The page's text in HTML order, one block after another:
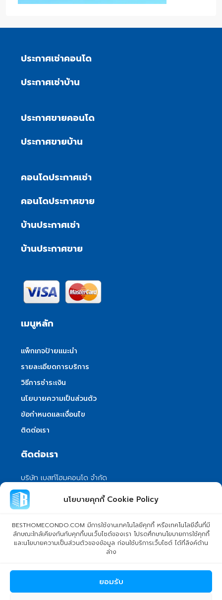
นโยบายคุกกี้ Cookie Policy
BESTHOMECONDO.COM มีการใช้งานเทคโนโลยีคุกกี้ หรือเทคโนโลยีอื่นที่มี
ลักษณะใกล้เคียงกันกับคุกกี้บนเว็บไซต์ของเรา โปรดศึกษานโยบายการใช้คุกกี้
และนโยบายความเป็นส่วนตัวของข้อมูล ก่อนใช้บริการเว็บไซต์ ได้ที่ลิงค์ด้าน
ล่าง
ยอมรับ
ประกาศเช่าคอนโด
ประกาศเช่าบ้าน
ประกาศขายคอนโด
ประกาศขายบ้าน
คอนโดประกาศเช่า
คอนโดประกาศขาย
บ้านประกาศเช่า
บ้านประกาศขาย
เมนูหลัก
แพ็กเกจป้ายแนะนำ
รายละเอียดการบริการ
วิธีการชำระเงิน
นโยบายความเป็นส่วนตัว
ข้อกำหนดและเงื่อนไข
ติดต่อเรา
ติดต่อเรา
บริษัท เบสท์โฮมคอนโด จำกัด
101/399 หมู่ 7 แขวงลําผักชี เขตหนองจอก
กรุงเทพมหานคร 10530
info@besthomecondo.com
© Copyright 2024 BESTHOMECONDO CO., LTD. - All rights